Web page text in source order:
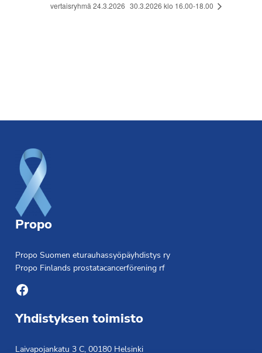
vertaisryhmä 24.3.2026 30.3.2026 klo 16.00-18.00
Propo
Propo Suomen eturauhassyöpäyhdistys ry
Propo Finlands prostatacancerförening rf
Facebook
Yhdistyksen toimisto
Laivapojankatu 3 C, 00180 Helsinki